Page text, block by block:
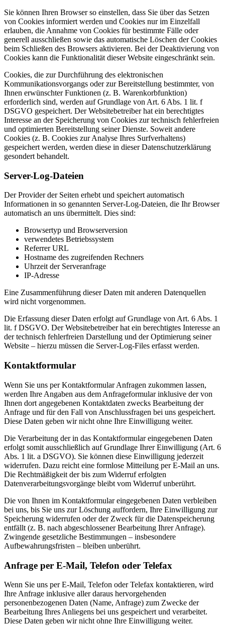
Sie können Ihren Browser so einstellen, dass Sie über das Setzen
von Cookies informiert werden und Cookies nur im Einzelfall
erlauben, die Annahme von Cookies für bestimmte Fälle oder
generell ausschließen sowie das automatische Löschen der Cookies
beim Schließen des Browsers aktivieren. Bei der Deaktivierung von
Cookies kann die Funktionalität dieser Website eingeschränkt sein.
Cookies, die zur Durchführung des elektronischen
Kommunikationsvorgangs oder zur Bereitstellung bestimmter, von
Ihnen erwünschter Funktionen (z. B. Warenkorbfunktion)
erforderlich sind, werden auf Grundlage von Art. 6 Abs. 1 lit. f
DSGVO gespeichert. Der Websitebetreiber hat ein berechtigtes
Interesse an der Speicherung von Cookies zur technisch fehlerfreien
und optimierten Bereitstellung seiner Dienste. Soweit andere
Cookies (z. B. Cookies zur Analyse Ihres Surfverhaltens)
gespeichert werden, werden diese in dieser Datenschutzerklärung
gesondert behandelt.
Server-Log-Dateien
Der Provider der Seiten erhebt und speichert automatisch
Informationen in so genannten Server-Log-Dateien, die Ihr Browser
automatisch an uns übermittelt. Dies sind:
Browsertyp und Browserversion
verwendetes Betriebssystem
Referrer URL
Hostname des zugreifenden Rechners
Uhrzeit der Serveranfrage
IP-Adresse
Eine Zusammenführung dieser Daten mit anderen Datenquellen
wird nicht vorgenommen.
Die Erfassung dieser Daten erfolgt auf Grundlage von Art. 6 Abs. 1
lit. f DSGVO. Der Websitebetreiber hat ein berechtigtes Interesse an
der technisch fehlerfreien Darstellung und der Optimierung seiner
Website – hierzu müssen die Server-Log-Files erfasst werden.
Kontaktformular
Wenn Sie uns per Kontaktformular Anfragen zukommen lassen,
werden Ihre Angaben aus dem Anfrageformular inklusive der von
Ihnen dort angegebenen Kontaktdaten zwecks Bearbeitung der
Anfrage und für den Fall von Anschlussfragen bei uns gespeichert.
Diese Daten geben wir nicht ohne Ihre Einwilligung weiter.
Die Verarbeitung der in das Kontaktformular eingegebenen Daten
erfolgt somit ausschließlich auf Grundlage Ihrer Einwilligung (Art. 6
Abs. 1 lit. a DSGVO). Sie können diese Einwilligung jederzeit
widerrufen. Dazu reicht eine formlose Mitteilung per E-Mail an uns.
Die Rechtmäßigkeit der bis zum Widerruf erfolgten
Datenverarbeitungsvorgänge bleibt vom Widerruf unberührt.
Die von Ihnen im Kontaktformular eingegebenen Daten verbleiben
bei uns, bis Sie uns zur Löschung auffordern, Ihre Einwilligung zur
Speicherung widerrufen oder der Zweck für die Datenspeicherung
entfällt (z. B. nach abgeschlossener Bearbeitung Ihrer Anfrage).
Zwingende gesetzliche Bestimmungen – insbesondere
Aufbewahrungsfristen – bleiben unberührt.
Anfrage per E-Mail, Telefon oder Telefax
Wenn Sie uns per E-Mail, Telefon oder Telefax kontaktieren, wird
Ihre Anfrage inklusive aller daraus hervorgehenden
personenbezogenen Daten (Name, Anfrage) zum Zwecke der
Bearbeitung Ihres Anliegens bei uns gespeichert und verarbeitet.
Diese Daten geben wir nicht ohne Ihre Einwilligung weiter.